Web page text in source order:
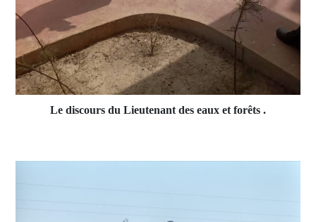
Le discours du Lieutenant des eaux et forêts .